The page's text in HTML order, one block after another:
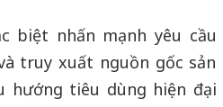
biệt nhấn mạnh yêu cầu
truy xuất nguồn gốc sản
hướng tiêu dùng hiện đại